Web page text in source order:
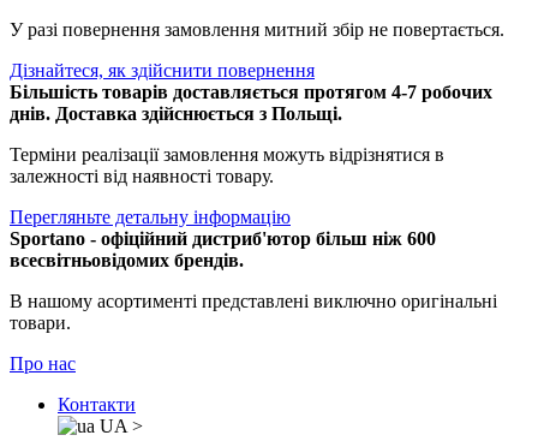
У разі повернення замовлення митний збір не повертається.
Дізнайтеся, як здійснити повернення
Більшість товарів доставляється протягом 4-7 робочих
днів. Доставка здійснюється з Польщі.
Терміни реалізації замовлення можуть відрізнятися в
залежності від наявності товару.
Перегляньте детальну інформацію
Sportano - офіційний дистриб'ютор більш ніж 600
всесвітньовідомих брендів.
В нашому асортименті представлені виключно оригінальні
товари.
Про нас
Контакти
UA >